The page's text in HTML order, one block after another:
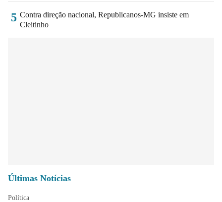
5 Contra direção nacional, Republicanos-MG insiste em
Cleitinho
Últimas Notícias
Política